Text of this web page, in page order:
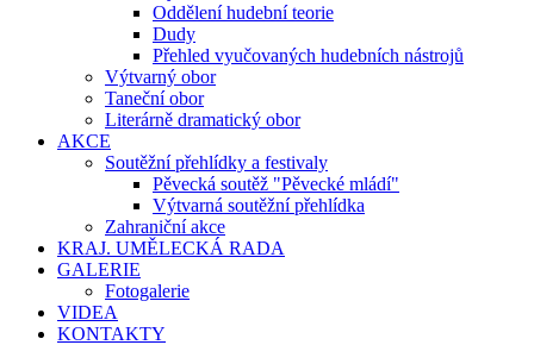
Oddělení hudební teorie
Dudy
Přehled vyučovaných hudebních nástrojů
Výtvarný obor
Taneční obor
Literárně dramatický obor
AKCE
Soutěžní přehlídky a festivaly
Pěvecká soutěž "Pěvecké mládí"
Výtvarná soutěžní přehlídka
Zahraniční akce
KRAJ. UMĚLECKÁ RADA
GALERIE
Fotogalerie
VIDEA
KONTAKTY